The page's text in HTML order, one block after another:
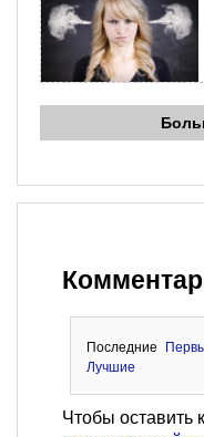
Последние
Лучшие
Чтобы оставить